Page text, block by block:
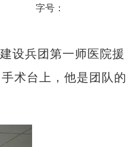
字号：
设兵团第一师医院援
术台上，他是团队的